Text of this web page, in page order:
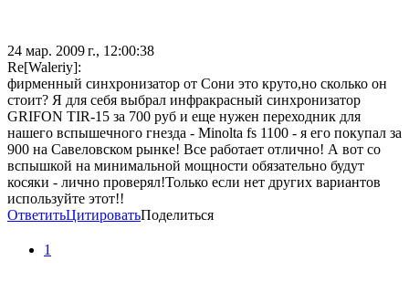
24 мар. 2009 г., 12:00:38
Re[Waleriy]:
фирменный синхронизатор от Сони это круто,но сколько он
стоит? Я для себя выбрал инфракрасный синхронизатор
GRIFON TIR-15 за 700 руб и еще нужен переходник для
нашего вспышечного гнезда - Minolta fs 1100 - я его покупал за
900 на Савеловском рынке! Все работает отлично! А вот со
вспышкой на минимальной мощности обязательно будут
косяки - лично проверял!Только если нет других вариантов
используйте этот!!
ОтветитьЦитироватьПоделиться
1